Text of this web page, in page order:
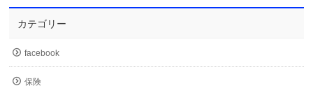
カテゴリー
facebook
保険